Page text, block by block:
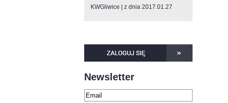
KWGliwice z dnia 2017.01.27
Newsletter